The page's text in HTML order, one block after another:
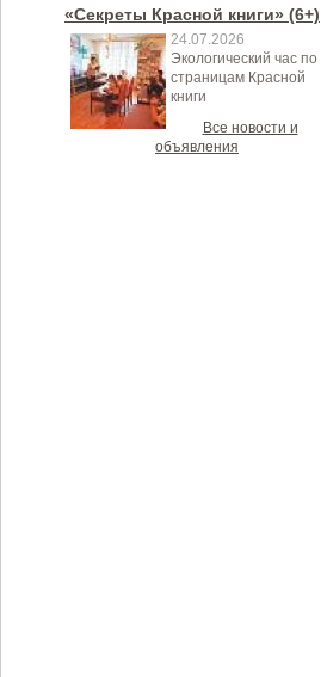
«Секреты Красной книги» (6+)
24.07.2026
Экологический час по
страницам Красной
книги
Все новости и
объявления